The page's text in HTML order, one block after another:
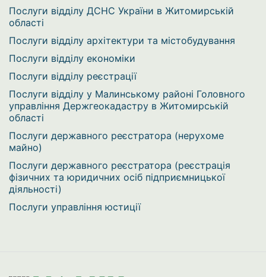
Послуги відділу ДСНС України в Житомирській
області
Послуги відділу архітектури та містобудування
Послуги відділу економіки
Послуги відділу реєстрації
Послуги відділу у Малинському районі Головного
управління Держгеокадастру в Житомирській
області
Послуги державного реєстратора (нерухоме
майно)
Послуги державного реєстратора (реєстрація
фізичних та юридичних осіб підприємницької
діяльності)
Послуги управління юстиції